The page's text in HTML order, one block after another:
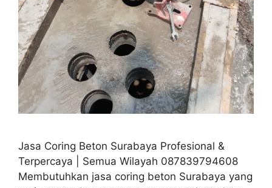
Jasa Coring Beton Surabaya Profesional &
Terpercaya | Semua Wilayah 087839794608
Membutuhkan jasa coring beton Surabaya yang